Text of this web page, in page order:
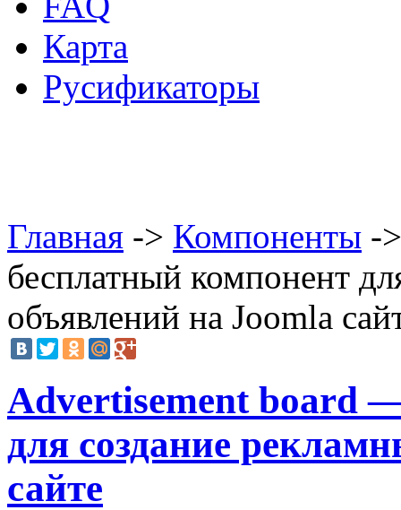
Карта
Русификаторы
Главная -> Компоненты -
бесплатный компонент
объявлений на Joomla
Advertisement board
для создание
сайте